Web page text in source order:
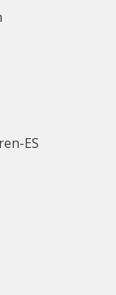
ES